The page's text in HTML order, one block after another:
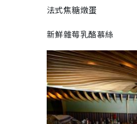
法式焦糖燉蛋
新鮮雜莓乳酪慕絲